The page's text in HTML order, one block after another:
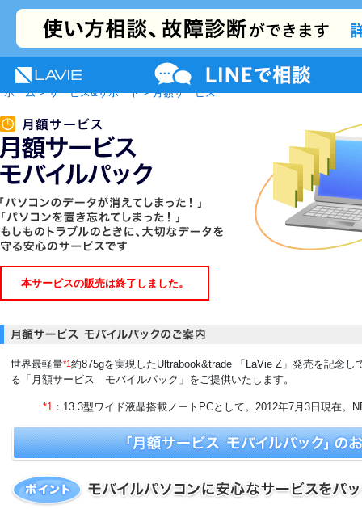
NEC LAVIE公式サイト
サポート プレミアムサービス 活用情報
ホーム>サービス&サポート> 月額サービス
本サービスの販売は終了しました。
世界最軽量*1約875gを実現したUltrabook&trade 「LaVie Z」発売を記念
る「月額サービス モバイルパック」をご提供いたします。
*1 ：13.3型ワイド液晶搭載ノートPCとして。2012年7月3日現在。